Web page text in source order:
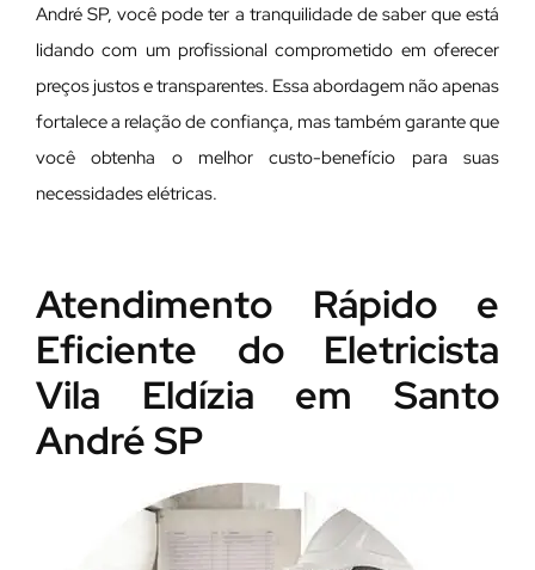
André SP, você pode ter a tranquilidade de saber que está
lidando com um profissional comprometido em oferecer
preços justos e transparentes. Essa abordagem não apenas
fortalece a relação de confiança, mas também garante que
você obtenha o melhor custo-benefício para suas
necessidades elétricas.
Atendimento Rápido e
Eficiente do Eletricista
Vila Eldízia em Santo
André SP